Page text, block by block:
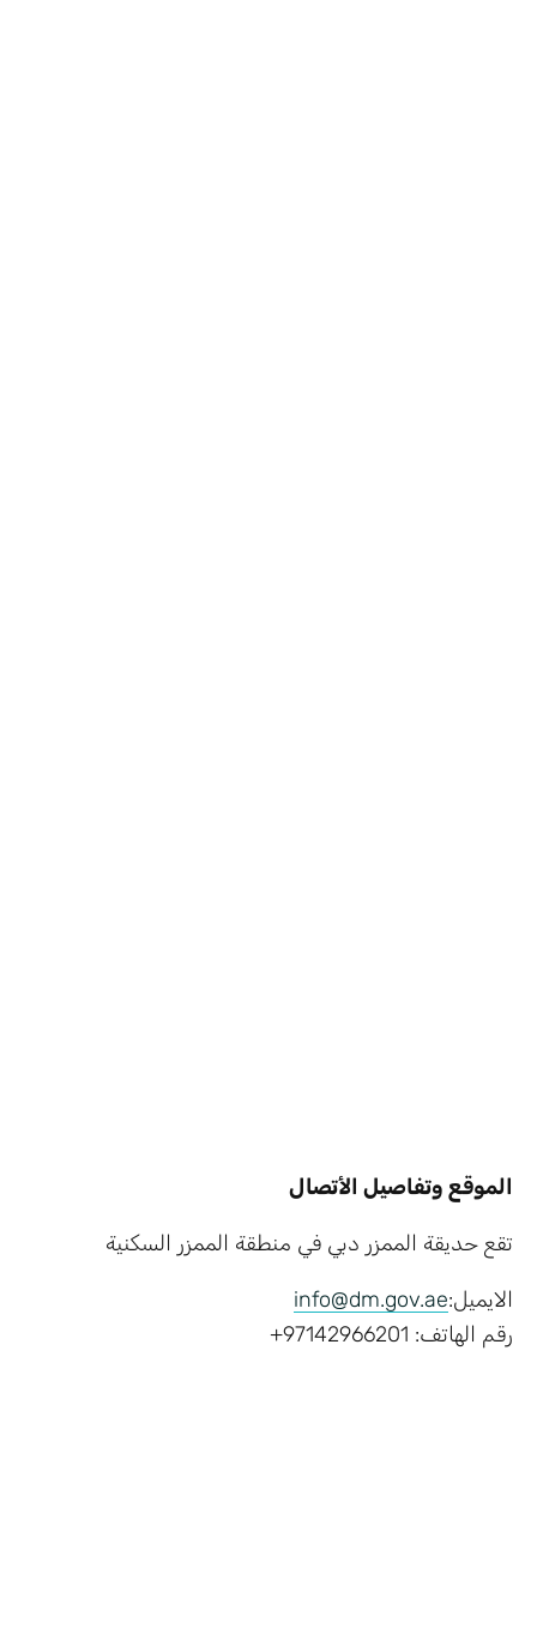
الموقع وتفاصيل الأتصال
تقع حديقة الممزر دبي في منطقة الممزر السكنية
الايميل:info@dm.gov.ae
رقم الهاتف: 97142966201+